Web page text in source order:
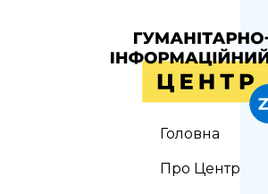
Головна
Про Центр